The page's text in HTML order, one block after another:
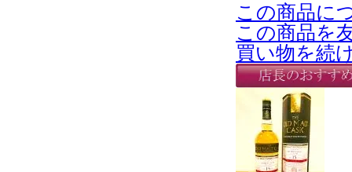
この商品に
この商品を
買い物を続